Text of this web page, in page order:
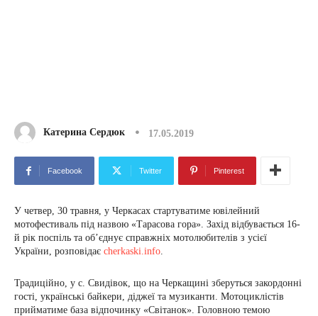
Катерина Сердюк 17.05.2019
Facebook Twitter Pinterest
У четвер, 30 травня, у Черкасах стартуватиме ювілейний
мотофестиваль під назвою «Тарасова гора». Захід відбувається 16-
й рік поспіль та об’єднує справжніх мотолюбителів з усієї
України, розповідає cherkaski.info.
Традиційно, у с. Свидівок, що на Черкащині зберуться закордонні
гості, українські байкери, діджеї та музиканти. Мотоциклістів
прийматиме база відпочинку «Світанок». Головною темою